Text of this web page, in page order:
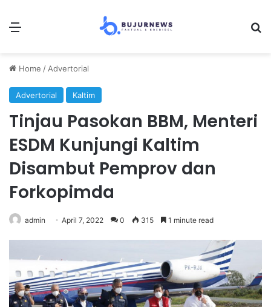
Menu
Home / Advertorial
Advertorial Kaltim
Tinjau Pasokan BBM, Menteri
ESDM Kunjungi Kaltim
Disambut Pemprov dan
Forkopimda
admin April 7, 2022 0 315 1 minute read